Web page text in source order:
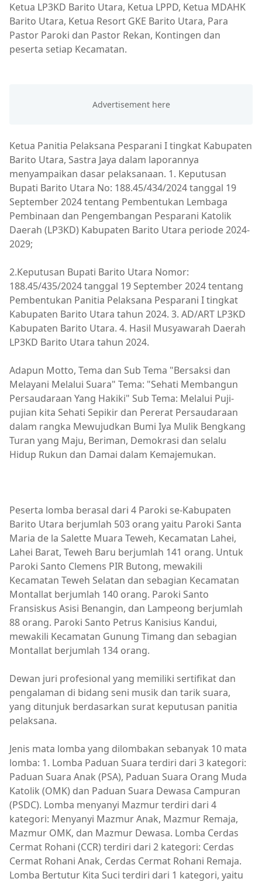
Ketua LP3KD Barito Utara, Ketua LPPD, Ketua MDAHK
Barito Utara, Ketua Resort GKE Barito Utara, Para
Pastor Paroki dan Pastor Rekan, Kontingen dan
peserta setiap Kecamatan.
Ketua Panitia Pelaksana Pesparani I tingkat Kabupaten
Barito Utara, Sastra Jaya dalam laporannya
menyampaikan dasar pelaksanaan. 1. Keputusan
Bupati Barito Utara No: 188.45/434/2024 tanggal 19
September 2024 tentang Pembentukan Lembaga
Pembinaan dan Pengembangan Pesparani Katolik
Daerah (LP3KD) Kabupaten Barito Utara periode 2024-
2029;
2.Keputusan Bupati Barito Utara Nomor:
188.45/435/2024 tanggal 19 September 2024 tentang
Pembentukan Panitia Pelaksana Pesparani I tingkat
Kabupaten Barito Utara tahun 2024. 3. AD/ART LP3KD
Kabupaten Barito Utara. 4. Hasil Musyawarah Daerah
LP3KD Barito Utara tahun 2024.
Adapun Motto, Tema dan Sub Tema "Bersaksi dan
Melayani Melalui Suara" Tema: "Sehati Membangun
Persaudaraan Yang Hakiki" Sub Tema: Melalui Puji-
pujian kita Sehati Sepikir dan Pererat Persaudaraan
dalam rangka Mewujudkan Bumi Iya Mulik Bengkang
Turan yang Maju, Beriman, Demokrasi dan selalu
Hidup Rukun dan Damai dalam Kemajemukan.
Peserta lomba berasal dari 4 Paroki se-Kabupaten
Barito Utara berjumlah 503 orang yaitu Paroki Santa
Maria de la Salette Muara Teweh, Kecamatan Lahei,
Lahei Barat, Teweh Baru berjumlah 141 orang. Untuk
Paroki Santo Clemens PIR Butong, mewakili
Kecamatan Teweh Selatan dan sebagian Kecamatan
Montallat berjumlah 140 orang. Paroki Santo
Fransiskus Asisi Benangin, dan Lampeong berjumlah
88 orang. Paroki Santo Petrus Kanisius Kandui,
mewakili Kecamatan Gunung Timang dan sebagian
Montallat berjumlah 134 orang.
Dewan juri profesional yang memiliki sertifikat dan
pengalaman di bidang seni musik dan tarik suara,
yang ditunjuk berdasarkan surat keputusan panitia
pelaksana.
Jenis mata lomba yang dilombakan sebanyak 10 mata
lomba: 1. Lomba Paduan Suara terdiri dari 3 kategori:
Paduan Suara Anak (PSA), Paduan Suara Orang Muda
Katolik (OMK) dan Paduan Suara Dewasa Campuran
(PSDC). Lomba menyanyi Mazmur terdiri dari 4
kategori: Menyanyi Mazmur Anak, Mazmur Remaja,
Mazmur OMK, dan Mazmur Dewasa. Lomba Cerdas
Cermat Rohani (CCR) terdiri dari 2 kategori: Cerdas
Cermat Rohani Anak, Cerdas Cermat Rohani Remaja.
Lomba Bertutur Kita Suci terdiri dari 1 kategori, yaitu